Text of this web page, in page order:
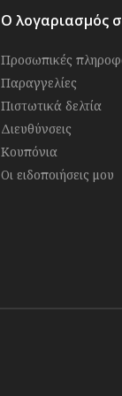
Ο λογαριασμός
Προσωπικές
Παραγγελίες
Πιστωτικά δελτία
Διευθύνσεις
Κουπόνια
Οι ειδοποιήσεις μου